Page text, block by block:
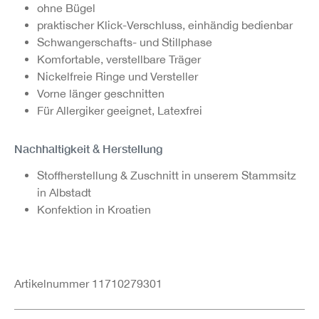
ohne Bügel
praktischer Klick-Verschluss, einhändig bedienbar
Schwangerschafts- und Stillphase
Komfortable, verstellbare Träger
Nickelfreie Ringe und Versteller
Vorne länger geschnitten
Für Allergiker geeignet, Latexfrei
Nachhaltigkeit & Herstellung
Stoffherstellung & Zuschnitt in unserem Stammsitz
in Albstadt
Konfektion in Kroatien
Artikelnummer 11710279301